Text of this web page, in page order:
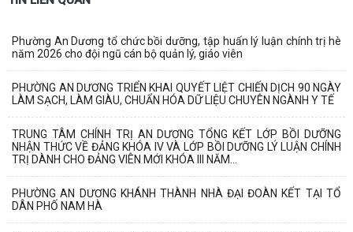
Phường An Dương tổ chức bồi dưỡng, tập huấn lý luận chính trị hè
năm 2026 cho đội ngũ cán bộ quản lý, giáo viên
PHƯỜNG AN DƯƠNG TRIỂN KHAI QUYẾT LIỆT CHIẾN DỊCH 90 NGÀY
LÀM SẠCH, LÀM GIÀU, CHUẨN HÓA DỮ LIỆU CHUYÊN NGÀNH Y TẾ
TRUNG TÂM CHÍNH TRỊ AN DƯƠNG TỔNG KẾT LỚP BỒI DƯỠNG
NHẬN THỨC VỀ ĐẢNG KHÓA IV VÀ LỚP BỒI DƯỠNG LÝ LUẬN CHÍNH
TRỊ DÀNH CHO ĐẢNG VIÊN MỚI KHÓA III NĂM...
PHƯỜNG AN DƯƠNG KHÁNH THÀNH NHÀ ĐẠI ĐOÀN KẾT TẠI TỔ
DÂN PHỐ NAM HÀ